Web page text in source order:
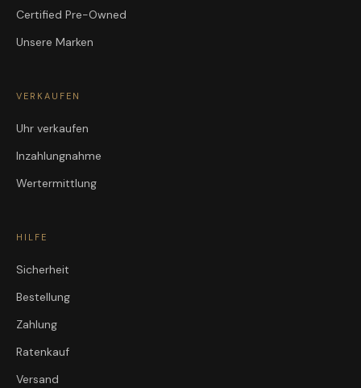
Certified Pre-Owned
Unsere Marken
VERKAUFEN
Uhr verkaufen
Inzahlungnahme
Wertermittlung
HILFE
Sicherheit
Bestellung
Zahlung
Ratenkauf
Versand